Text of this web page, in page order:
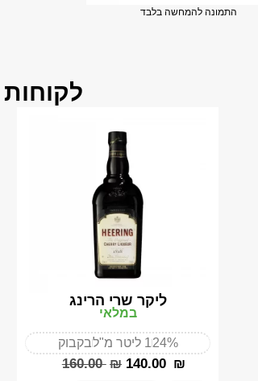
התמונה להמחשה בלבד
לקוחות
ליקר שרי הרינג
במלאי
24%1 ליטר מ"ל בקבוק
‎160.00 ₪ ‎140.00 ₪